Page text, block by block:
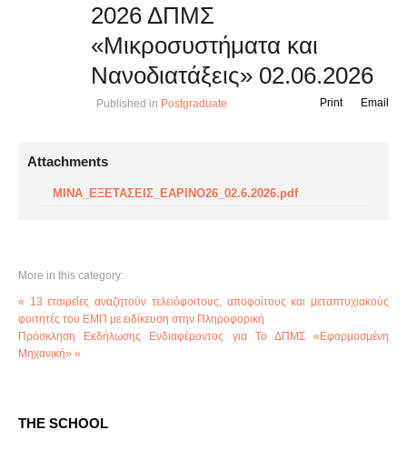
2026 ΔΠΜΣ
«Μικροσυστήματα και
Νανοδιατάξεις» 02.06.2026
Published in Postgraduate Email
Print
Attachments
ΜΙΝΑ_ΕΞΕΤΑΣΕΙΣ_ΕΑΡΙΝΟ26_02.6.2026.pdf
More in this category:
« 13 εταιρείες αναζητούν τελειόφοιτους, αποφοίτους και μεταπτυχιακούς
φοιτητές του ΕΜΠ με ειδίκευση στην Πληροφορική
Πρόσκληση Εκδήλωσης Ενδιαφέροντος για Το ΔΠΜΣ «Εφαρμοσμένη
Μηχανική» »
THE SCHOOL